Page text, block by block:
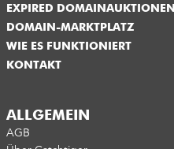
EXPIRED DOMAINAUKTIONEN
DOMAIN-MARKTPLATZ
WIE ES FUNKTIONIERT
KONTAKT
ALLGEMEIN
AGB